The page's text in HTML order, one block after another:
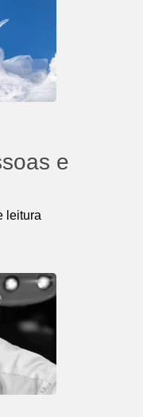
e
leitura